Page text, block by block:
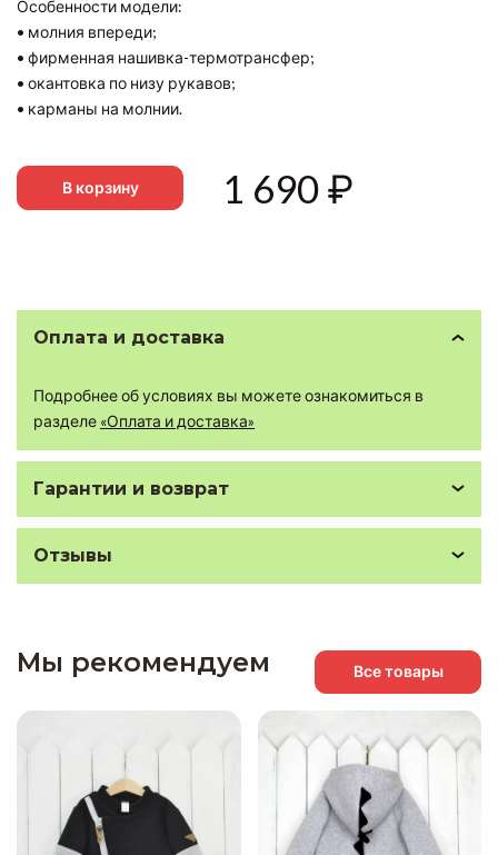
Особенности модели:
• молния впереди;
• фирменная нашивка-термотрансфер;
• окантовка по низу рукавов;
• карманы на молнии.
В корзину 1 690₽
Оплата и доставка
Подробнее об условиях вы можете ознакомиться в
разделе «Оплата и доставка»
Гарантии и возврат
Отзывы
Мы рекомендуем Все товары